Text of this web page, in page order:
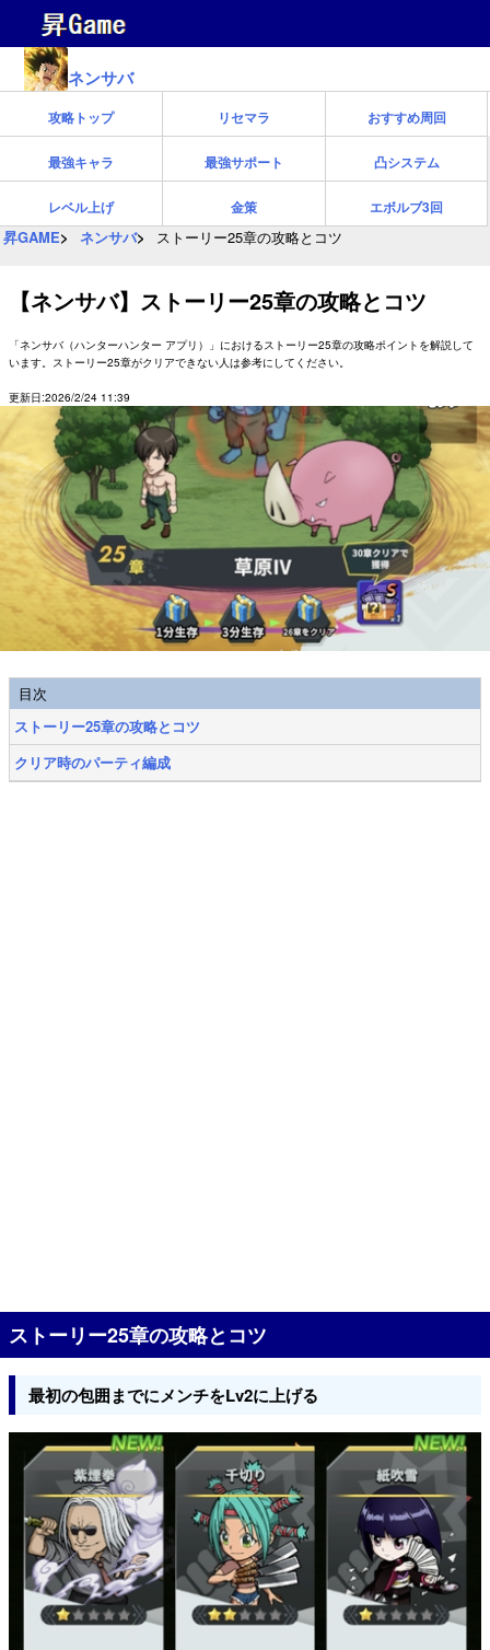
ネンサバ
攻略トップ リセマラ おすすめ周回
最強キャラ 最強サポート 凸システム
レベル上げ 金策 エボルブ3回
昇GAME ネンサバ ストーリー25章の攻略とコツ
【ネンサバ】ストーリー25章の攻略とコツ
「ネンサバ（ハンターハンター アプリ）」におけるストーリー25章の攻略ポイントを解説して
います。ストーリー25章がクリアできない人は参考にしてください。
更新日:2026/2/24 11:39
目次
ストーリー25章の攻略とコツ
クリア時のパーティ編成
ストーリー25章の攻略とコツ
最初の包囲までにメンチをLv2に上げる